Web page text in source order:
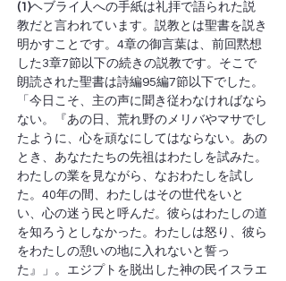
(1)ヘブライ人への手紙は礼拝で語られた説
教だと言われています。説教とは聖書を説き
明かすことです。4章の御言葉は、前回黙想
した3章7節以下の続きの説教です。そこで
朗読された聖書は詩編95編7節以下でした。
「今日こそ、主の声に聞き従わなければなら
ない。『あの日、荒れ野のメリバやマサでし
たように、心を頑なにしてはならない。あの
とき、あなたたちの先祖はわたしを試みた。
わたしの業を見ながら、なおわたしを試し
た。40年の間、わたしはその世代をいと
い、心の迷う民と呼んだ。彼らはわたしの道
を知ろうとしなかった。わたしは怒り、彼ら
をわたしの憩いの地に入れないと誓っ
た』」。エジプトを脱出した神の民イスラエ